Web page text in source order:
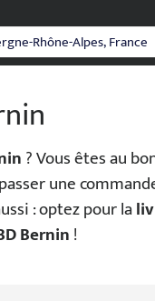
? Vous êtes au
une
: optez pour la
Bernin!